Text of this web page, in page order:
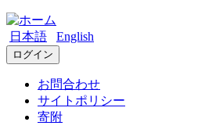
日本語 English
ログイン
お問合わせ
サイトポリシー
寄附